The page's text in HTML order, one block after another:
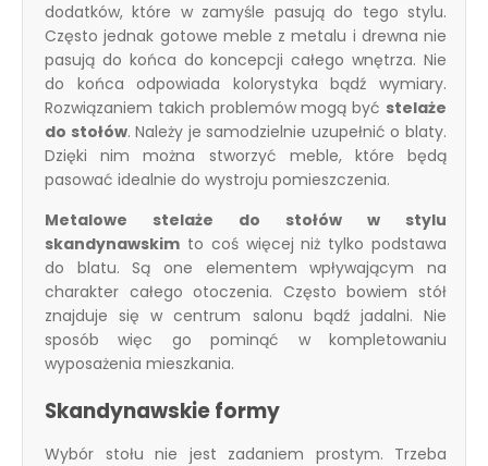
dodatków, które w zamyśle pasują do tego stylu.
Często jednak gotowe meble z metalu i drewna nie
pasują do końca do koncepcji całego wnętrza. Nie
do końca odpowiada kolorystyka bądź wymiary.
Rozwiązaniem takich problemów mogą być stelaże
do stołów. Należy je samodzielnie uzupełnić o blaty.
Dzięki nim można stworzyć meble, które będą
pasować idealnie do wystroju pomieszczenia.
Metalowe stelaże do stołów w stylu
skandynawskim to coś więcej niż tylko podstawa
do blatu. Są one elementem wpływającym na
charakter całego otoczenia. Często bowiem stół
znajduje się w centrum salonu bądź jadalni. Nie
sposób więc go pominąć w kompletowaniu
wyposażenia mieszkania.
Skandynawskie formy
Wybór stołu nie jest zadaniem prostym. Trzeba